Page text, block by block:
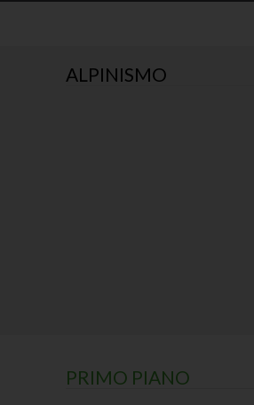
ALPINISMO
PRIMO PIANO